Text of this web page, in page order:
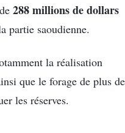
288 millions de dollars
partie saoudienne.
la réalisation
que le forage de plus de
les réserves.